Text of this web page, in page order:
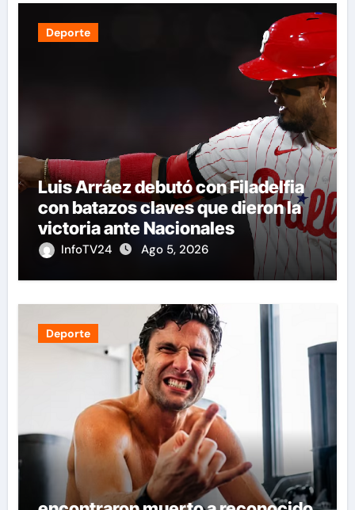
Deporte
Luis Arráez debutó con Filadelfia
con batazos claves que dieron la
victoria ante Nacionales
InfoTV24 Ago 5, 2026
Deporte